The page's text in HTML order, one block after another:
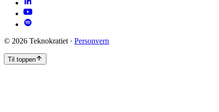
© 2026 Teknokratiet · Personvern
Til toppen